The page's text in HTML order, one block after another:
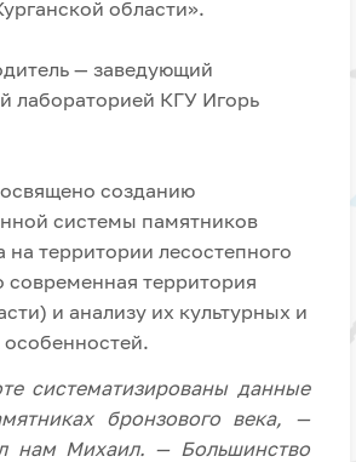
области».
— заведующий
лабораторией КГУ Игорь
созданию
системы памятников
на территории лесостепного
современная территория
и анализу их культурных и
особенностей.
систематизированы данные
бронзового века, —
нам Михаил. — Большинство